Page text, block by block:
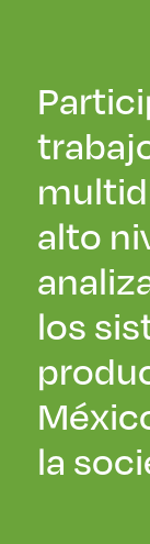
alto
los
la